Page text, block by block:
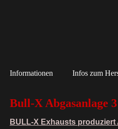
Informationen Infos zum
Bull-X Abgasanlage
BULL-X Exhausts